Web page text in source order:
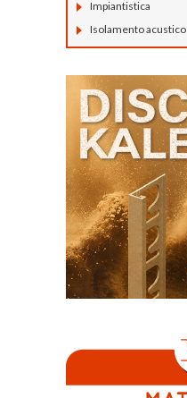
Impiantistica
Isolamento acustico